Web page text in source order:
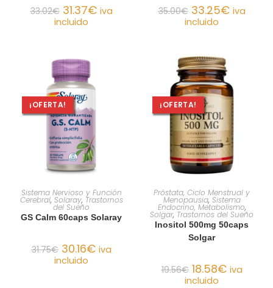
33.02€ 31.37€ iva
incluido
35.00€ 33.25€ iva
incluido
¡OFERTA!
AÑADIR AL CARRITO
Sistema Nervioso y Función
Cerebral, Solaray, Trastornos
del Sueño
GS Calm 60caps Solaray
31.75€ 30.16€ iva
incluido
¡OFERTA!
AÑADIR AL CARRITO
Próstata, Ciclo Menstrual y
Menopausia, Sistema
Endocrino, Metabolismo,
Solgar, Trastornos del Sueño
Inositol 500mg 50caps
Solgar
19.56€ 18.58€ iva
incluido